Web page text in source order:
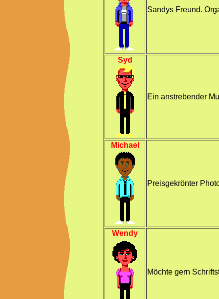
Sandys Freund.
Syd
Ein anstrebender
Michael
Preisgekrönter
Wendy
Möchte gern